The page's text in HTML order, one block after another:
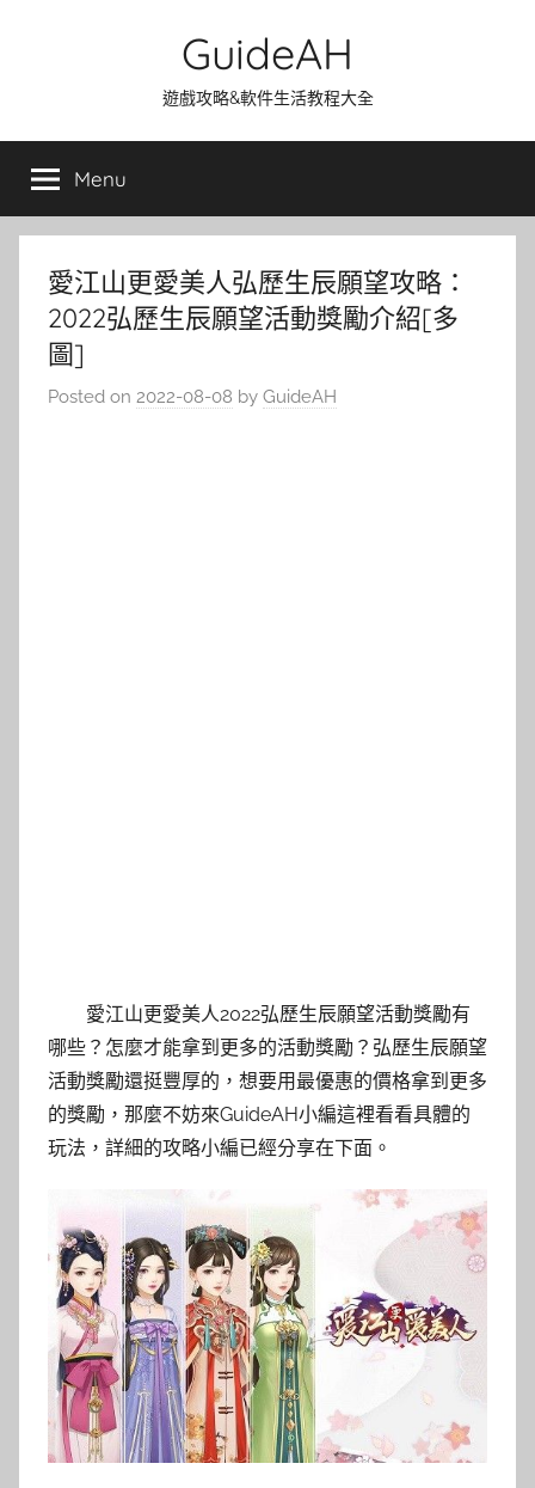
GuideAH
遊戲攻略&軟件生活教程大全
Menu
愛江山更愛美人弘歷生辰願望攻略：
2022弘歷生辰願望活動獎勵介紹[多
圖]
Posted on 2022-08-08 by GuideAH
愛江山更愛美人2022弘歷生辰願望活動獎勵有
哪些？怎麼才能拿到更多的活動獎勵？弘歷生辰願望
活動獎勵還挺豐厚的，想要用最優惠的價格拿到更多
的獎勵，那麼不妨來GuideAH小編這裡看看具體的
玩法，詳細的攻略小編已經分享在下面。